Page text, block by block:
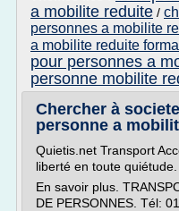
a mobilite reduite /
personnes a mobilite
a mobilite reduite
pour personnes a
personne mobilite
Chercher à
personne a
Quietis.net Transport
liberté en toute quiétude.
En savoir plus.
DE PERSONNES. Tél: